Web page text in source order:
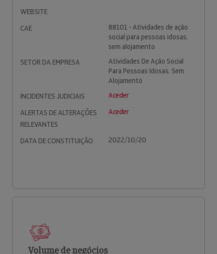
WEBSITE
CAE
88101 - Atividades de ação
social para pessoas idosas,
sem alojamento
SETOR DA EMPRESA
Atividades De Ação Social
Para Pessoas Idosas, Sem
Alojamento
INCIDENTES JUDICIAIS
Aceder
ALERTAS DE ALTERAÇÕES
RELEVANTES
Aceder
DATA DE CONSTITUIÇÃO 2022/10/20
Volume de negócios